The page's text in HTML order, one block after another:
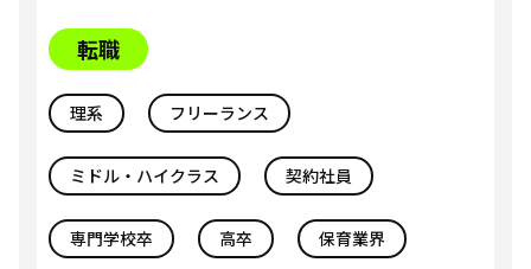
転職
理系 フリーランス
ミドル・ハイクラス 契約社員
専門学校卒 高卒 保育業界